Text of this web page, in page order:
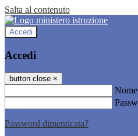
Salta al contenuto
Accedi
Accedi
button close ×
Password dimenticata?